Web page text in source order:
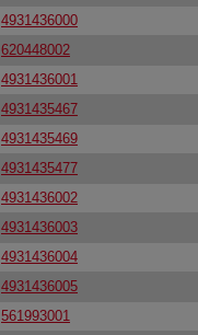
4931436000
620448002
4931436001
4931435467
4931435469
4931435477
4931436002
4931436003
4931436004
4931436005
561993001